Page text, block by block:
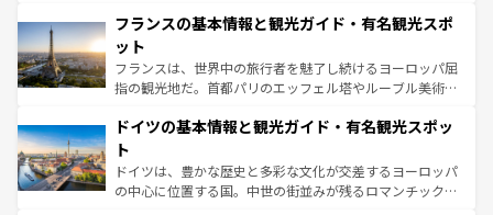
なお、新着のイタリア情報はコンテンツ一覧を参照してほ
しい。
文化が根付くこの国では、情熱的なフラメンコ、熱気あふ
れる闘牛、そして美味しいタパスが生活の一部となってい
る。首都マドリードの洗練された雰囲気や、バルセロナの
アートに溢れた街角から、地方では古代ローマ遺跡や中世
せる。地方によって風土や気候が異なるスペインはその個
ンテンツ一覧 を参照してほしい。
フランスの基本情報と観光ガイド・有名観光スポ
ット
フランスは、世界中の旅行者を魅了し続けるヨーロッパ屈
指の観光地だ。首都パリのエッフェル塔やルーブル美術館
で、幅広い魅力が詰まっている。華麗な宮殿、歴史的な大
聖堂、美しいビーチ、そして豊かな自然が、訪れる者を心
から魅了する。また、フランスは美食の国としても知ら
れ、フランス料理はユネスコ無形文化遺産にも登録されて
ドイツの基本情報と観光ガイド・有名観光スポッ
ト
ドイツは、豊かな歴史と多彩な文化が交差するヨーロッパ
の中心に位置する国。中世の街並みが残るロマンチック街